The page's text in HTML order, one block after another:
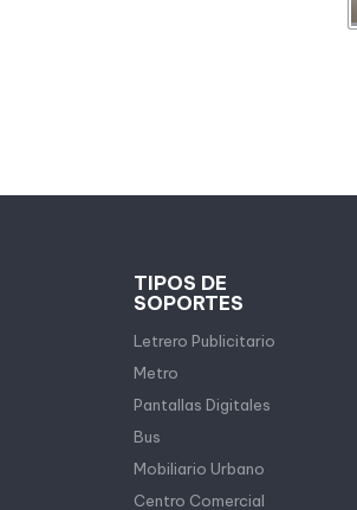
TIPOS DE
SOPORTES
Letrero Publicitario
Metro
Pantallas Digitales
Bus
Mobiliario Urbano
Centro Comercial